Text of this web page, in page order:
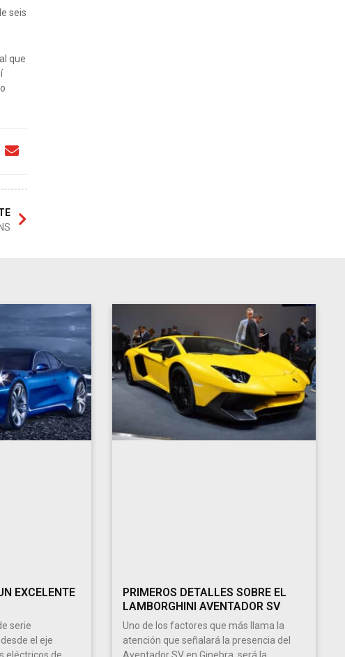
seis
que
EXCELENTE
serie
el eje
PRIMEROS DETALLES SOBRE EL
LAMBORGHINI AVENTADOR SV
Uno de los factores que más llama la
atención que señalará la presencia del